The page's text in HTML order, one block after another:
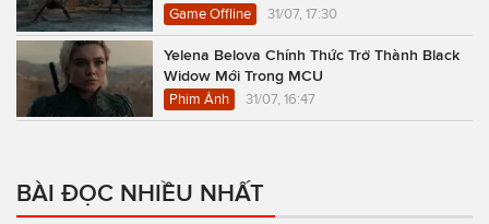
Game Offline 31/07, 17:30
Yelena Belova Chính Thức Trở Thành Black
Widow Mới Trong MCU
Phim Ảnh 31/07, 16:47
BÀI ĐỌC NHIỀU NHẤT